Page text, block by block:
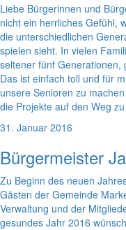
Liebe Bürgerinnen und
nicht ein herrliches Gefühl,
die unterschiedlichen
spielen sieht. In vielen
seltener fünf Generationen,
Das ist einfach toll und für
unsere Senioren zu
die Projekte auf den Weg
31. Januar 2016
Bürgermeister
Zu Beginn des neuen
Gästen der Gemeinde
Verwaltung und der
gesundes Jahr 2016